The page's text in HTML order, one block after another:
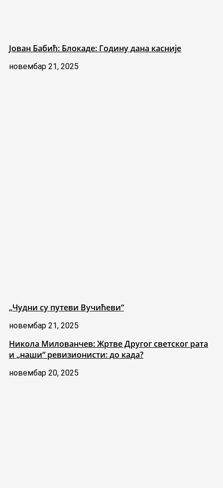
Јован Бабић: Блокаде: Годину дана касније
новембар 21, 2025
„Чудни су путеви Вучићеви“
новембар 21, 2025
Никола Милованчев: Жртве Другог светског рата
и „наши“ ревизионисти: до када?
новембар 20, 2025